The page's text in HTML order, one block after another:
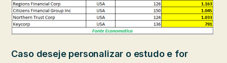
Caso deseje personalizar o estudo e for